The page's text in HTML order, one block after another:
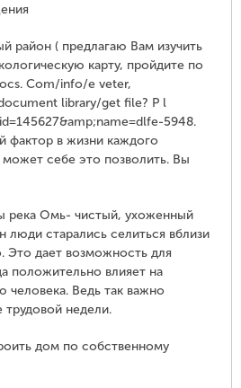
район ( предлагаю Вам изучить
карту, пройдите по
Com/info/e veter,
library/get file? P l
5948.
фактор в жизни каждого
себе это позволить. Вы
река Омь- чистый, ухоженный
люди старались селиться вблизи
Это дает возможность для
положительно влияет на
Ведь так важно
трудовой недели.
дом по собственному